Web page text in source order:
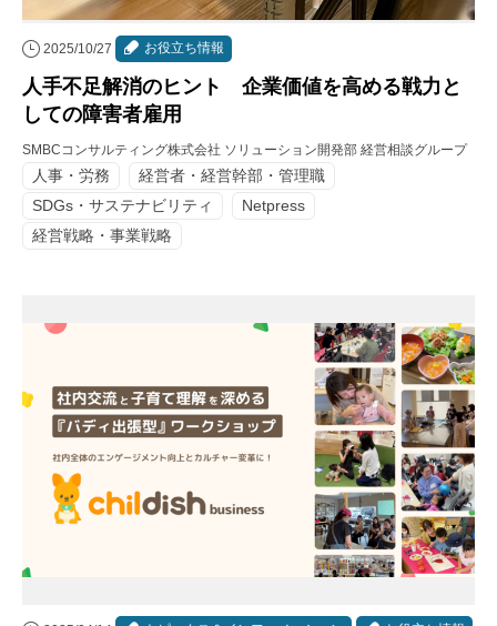
本サイトのご利用にあたって
お問い合わせ
運営会社
2025/10/27 お役立ち情報
人手不足解消のヒント 企業価値を高める戦力と
しての障害者雇用
SMBCコンサルティング株式会社 ソリューション開発部 経営相談グループ
人事・労務
経営者・経営幹部・管理職
SDGs・サステナビリティ
Netpress
経営戦略・事業戦略